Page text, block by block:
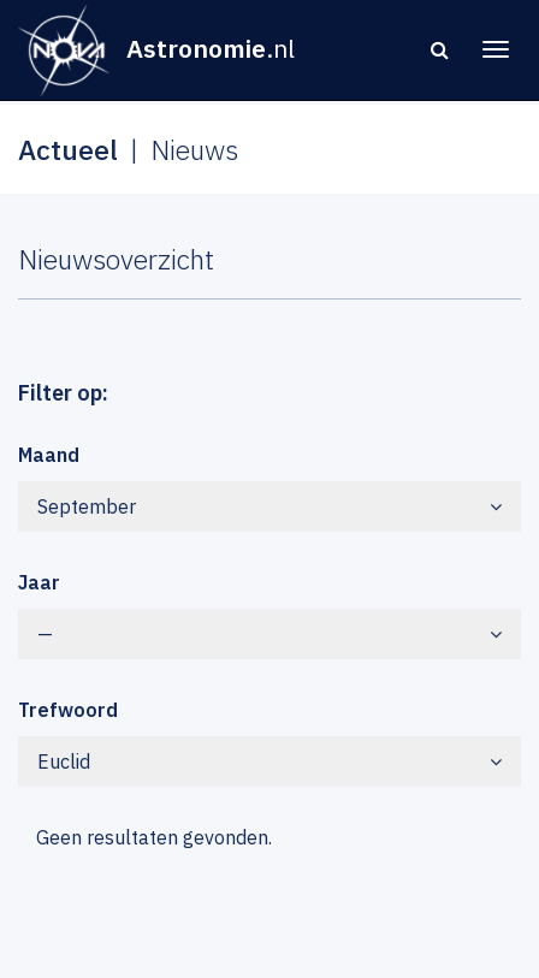
Astronomie.nl
Actueel Nieuws
Nieuwsoverzicht
Filter op:
Maand
September
Jaar
—
Trefwoord
Euclid
Geen resultaten gevonden.